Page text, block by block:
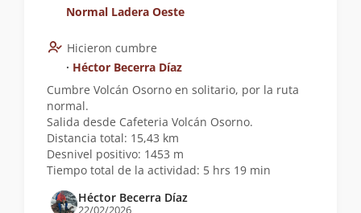
Normal Ladera Oeste
Hicieron cumbre
∙ Héctor Becerra Díaz
Cumbre Volcán Osorno en solitario, por la ruta
normal.
Salida desde Cafeteria Volcán Osorno.
Distancia total: 15,43 km
Desnivel positivo: 1453 m
Tiempo total de la actividad: 5 hrs 19 min
Héctor Becerra Díaz
22/02/2026